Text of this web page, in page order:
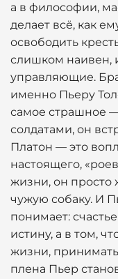
а в философии,
делает всё, как
освободить
слишком наивен,
управляющие.
именно Пьеру
самое страшное
солдатами, он
Платон — это
настоящего,
жизни, он просто
чужую собаку. И
понимает:
истину, а в том,
жизни, принимать
плена Пьер